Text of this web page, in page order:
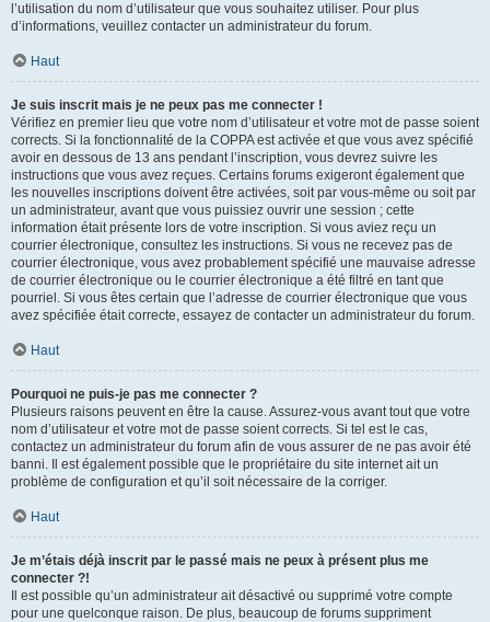
l’utilisation du nom d’utilisateur que vous souhaitez utiliser. Pour plus
d’informations, veuillez contacter un administrateur du forum.
Haut
Je suis inscrit mais je ne peux pas me connecter !
Vérifiez en premier lieu que votre nom d’utilisateur et votre mot de passe soient
corrects. Si la fonctionnalité de la COPPA est activée et que vous avez spécifié
avoir en dessous de 13 ans pendant l’inscription, vous devrez suivre les
instructions que vous avez reçues. Certains forums exigeront également que
les nouvelles inscriptions doivent être activées, soit par vous-même ou soit par
un administrateur, avant que vous puissiez ouvrir une session ; cette
information était présente lors de votre inscription. Si vous aviez reçu un
courrier électronique, consultez les instructions. Si vous ne recevez pas de
courrier électronique, vous avez probablement spécifié une mauvaise adresse
de courrier électronique ou le courrier électronique a été filtré en tant que
pourriel. Si vous êtes certain que l’adresse de courrier électronique que vous
avez spécifiée était correcte, essayez de contacter un administrateur du forum.
Haut
Pourquoi ne puis-je pas me connecter ?
Plusieurs raisons peuvent en être la cause. Assurez-vous avant tout que votre
nom d’utilisateur et votre mot de passe soient corrects. Si tel est le cas,
contactez un administrateur du forum afin de vous assurer de ne pas avoir été
banni. Il est également possible que le propriétaire du site internet ait un
problème de configuration et qu’il soit nécessaire de la corriger.
Haut
Je m’étais déjà inscrit par le passé mais ne peux à présent plus me
connecter ?!
Il est possible qu’un administrateur ait désactivé ou supprimé votre compte
pour une quelconque raison. De plus, beaucoup de forums suppriment